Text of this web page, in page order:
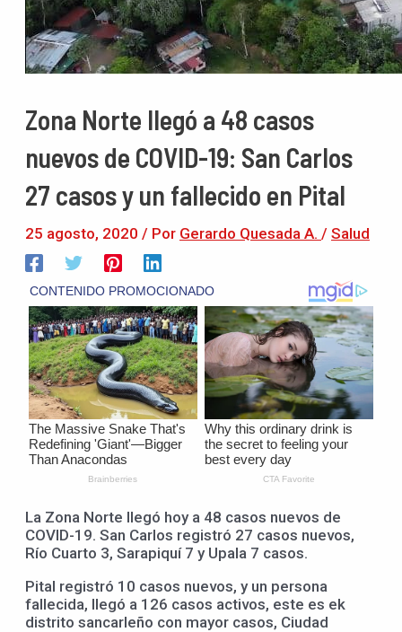
Zona Norte llegó a 48 casos
nuevos de COVID-19: San Carlos
27 casos y un fallecido en Pital
25 agosto, 2020 / Por Gerardo Quesada A. / Salud
La Zona Norte llegó hoy a 48 casos nuevos de
COVID-19. San Carlos registró 27 casos nuevos,
Río Cuarto 3, Sarapiquí 7 y Upala 7 casos.
Pital registró 10 casos nuevos, y un persona
fallecida, llegó a 126 casos activos, este es ek
distrito sancarleño con mayor casos, Ciudad